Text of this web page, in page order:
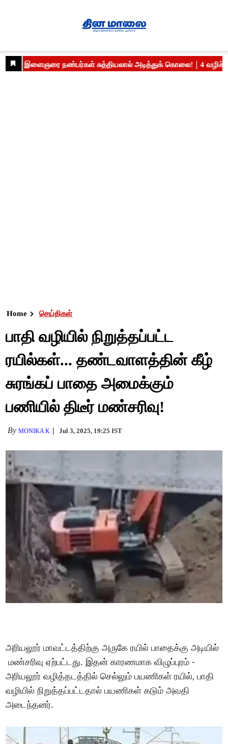
Home செய்திகள்
பாதி வழியில் நிறுத்தப்பட்ட
ரயில்கள்... தண்டவாளத்தின் கீழ்
சுரங்கப் பாதை அமைக்கும்
பணியில் திடீர் மண்சரிவு!
ByMONIKA K Jul 3, 2025, 19:25 IST
அரியலூர் மாவட்டத்திற்கு அருகே ரயில் பாதைக்கு அடியில்
மண்சரிவு ஏற்பட்டது. இதன் காரணமாக விழுப்புரம் -
அரியலூர் வழித்தடத்தில் செல்லும் பயணிகள் ரயில், பாதி
வழியில் நிறுத்தப்பட்டதால் பயணிகள் கடும் அவதி
அடைந்தனர்.